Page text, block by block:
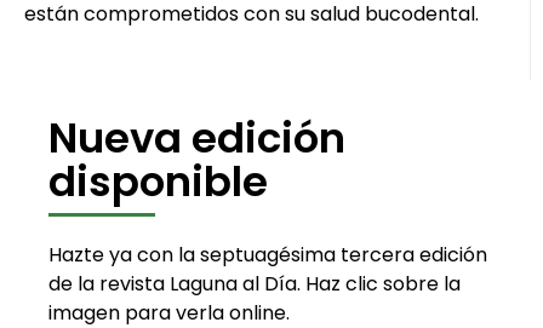
están comprometidos con su salud bucodental.
Nueva edición
disponible
Hazte ya con la septuagésima tercera edición
de la revista Laguna al Día. Haz clic sobre la
imagen para verla online.